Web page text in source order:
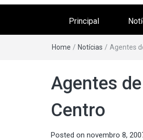
Principal
Home / Notícias / Agentes
Agentes
Centro
Posted on novembro 8,